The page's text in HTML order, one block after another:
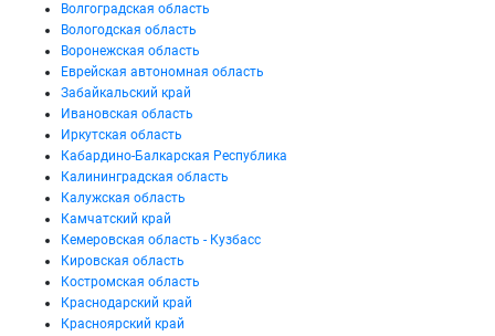
Волгоградская область
Вологодская область
Воронежская область
Еврейская автономная область
Забайкальский край
Ивановская область
Иркутская область
Кабардино-Балкарская Республика
Калининградская область
Калужская область
Камчатский край
Кемеровская область - Кузбасс
Кировская область
Костромская область
Краснодарский край
Красноярский край